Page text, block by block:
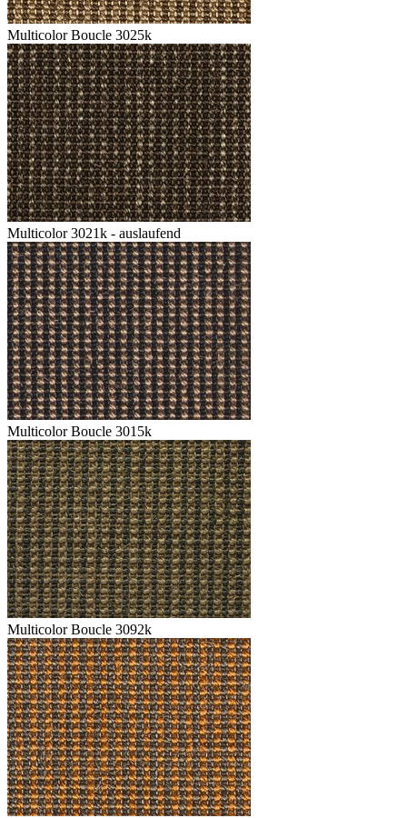
Multicolor Boucle 3025k
Multicolor 3021k - auslaufend
Multicolor Boucle 3015k
Multicolor Boucle 3092k